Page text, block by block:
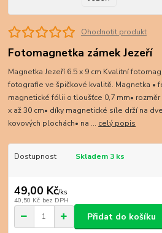
Ohodnotit produkt
Fotomagnetka zámek Jezeří
Magnetka Jezeří 6.5 x 9 cm Kvalitní
fotografie ve špičkové kvalitě. Magnetka •
magnetické fólii o tloušťce 0,7 mm• rozměr
x až 30 cm• díky magnetické síle drží na
kovových plochách• na ... celý popis
Dostupnost Skladem 3 ks
49,00 Kč/ks
40,50 Kč bez DPH
Přidat do košíku